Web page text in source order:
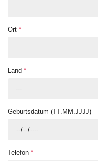
Ort *
Land *
---
Geburtsdatum (TT.MM.JJJJ)
Telefon *